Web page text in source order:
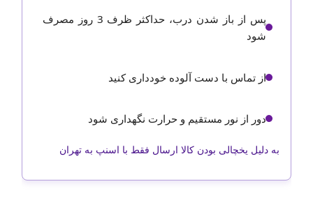
پس از باز شدن درب، حداکثر ظرف 3 روز مصرف
شود
از تماس با دست آلوده خودداری کنید
دور از نور مستقیم و حرارت نگهداری شود
به دلیل یخچالی بودن کالا ارسال فقط با اسنپ به تهران